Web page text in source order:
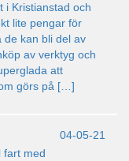
i Kristianstad och
lite pengar för
de kan bli del av
av verktyg och
att
görs på […]
04-05-21
fart med